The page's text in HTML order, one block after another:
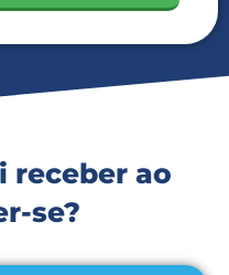
receber ao
se?